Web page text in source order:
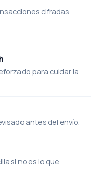
cifradas.
para cuidar la
antes del envío.
si no es lo que